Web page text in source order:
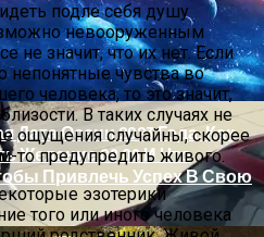
Семейства Автомобилей
GLE
Дата Осени 2023 Года: Как
Желание 09.09 И Что
Привлечь Успех В Свою
подле себя душу
невооруженным
не значит, что их нет. Если
непонятные чувства во
человека, то это значит,
В таких случаях не
ощущения случайны, скорее
то предупредить живого.
эзотерики
того или иного человека